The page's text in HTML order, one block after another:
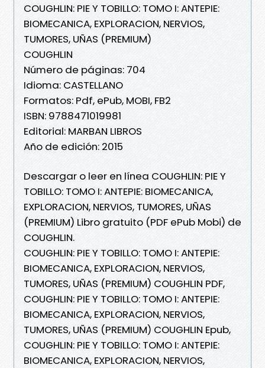
COUGHLIN: PIE Y TOBILLO: TOMO I: ANTEPIE:
BIOMECANICA, EXPLORACION, NERVIOS,
TUMORES, UÑAS (PREMIUM)
COUGHLIN
Número de páginas: 704
Idioma: CASTELLANO
Formatos: Pdf, ePub, MOBI, FB2
ISBN: 9788471019981
Editorial: MARBAN LIBROS
Año de edición: 2015
Descargar o leer en línea COUGHLIN: PIE Y
TOBILLO: TOMO I: ANTEPIE: BIOMECANICA,
EXPLORACION, NERVIOS, TUMORES, UÑAS
(PREMIUM) Libro gratuito (PDF ePub Mobi) de
COUGHLIN.
COUGHLIN: PIE Y TOBILLO: TOMO I: ANTEPIE:
BIOMECANICA, EXPLORACION, NERVIOS,
TUMORES, UÑAS (PREMIUM) COUGHLIN PDF,
COUGHLIN: PIE Y TOBILLO: TOMO I: ANTEPIE:
BIOMECANICA, EXPLORACION, NERVIOS,
TUMORES, UÑAS (PREMIUM) COUGHLIN Epub,
COUGHLIN: PIE Y TOBILLO: TOMO I: ANTEPIE:
BIOMECANICA, EXPLORACION, NERVIOS,